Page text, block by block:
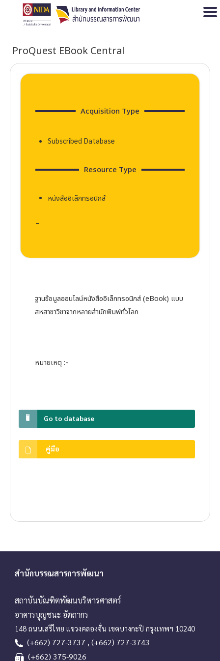
ProQuest EBook Central
Acquisition Type
Subscribed Database
Resource Type
หนังสืออิเล็กทรอนิกส์
–
ฐานข้อมูลออนไลน์หนังสืออิเล็กทรอนิกส์ (eBook) แบบ
สหสาขาวิชาจากหลายสำนักพิมพ์ทั่วโลก
หมายเหตุ :-
Go to database
คู่มือ
สำนักบรรณสารการพัฒนา
สถาบันบัณฑิตพัฒนบริหารศาสตร์
อาคารบุญชนะ อัตถากร
148 ถนนเสรีไทย แขวงคลองจั่น เขตบางกะปิ กรุงเทพฯ 10240
(+662) 727-3737 , (+662) 727-3743
(+662) 375-9026